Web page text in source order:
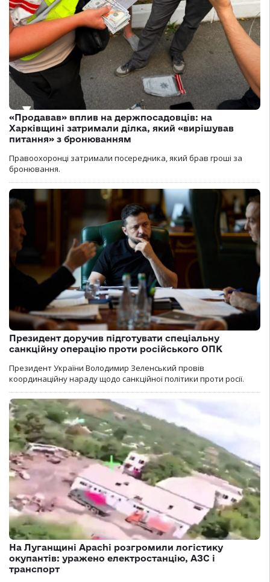
«Продавав» вплив на держпосадовців: на
Харківщині затримали ділка, який «вирішував
питання» з бронюванням
Правоохоронці затримали посередника, який брав гроші за
бронювання.
Президент доручив підготувати спеціальну
санкційну операцію проти російського ОПК
Президент України Володимир Зеленський провів
координаційну нараду щодо санкційної політики проти росії.
На Луганщині Apachi розгромили логістику
окупантів: уражено електростанцію, АЗС і
транспорт